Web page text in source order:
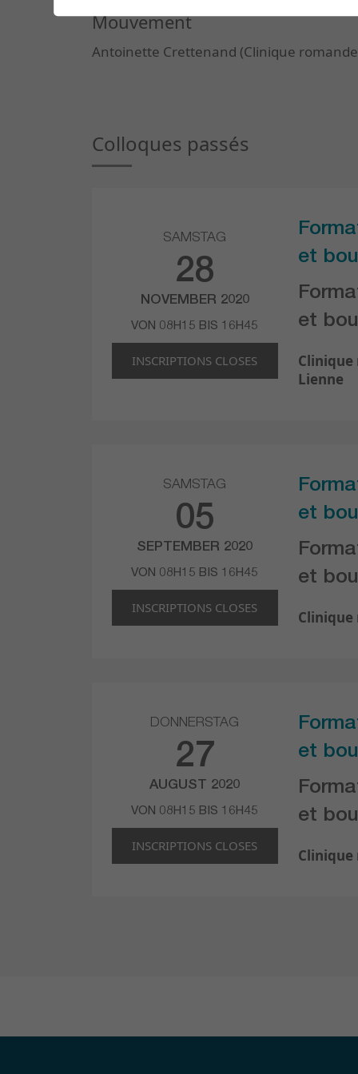
Mouvement
Antoinette Crettenand (Clinique
Colloques passés
SAMSTAG
28
NOVEMBER 2020
VON 08H15 BIS 16H45
INSCRIPTIONS CLOSES
et
et
Clinique
Lienne
SAMSTAG
05
SEPTEMBER 2020
VON 08H15 BIS 16H45
INSCRIPTIONS CLOSES
et
et
Clinique
DONNERSTAG
27
AUGUST 2020
VON 08H15 BIS 16H45
INSCRIPTIONS CLOSES
et
et
Clinique